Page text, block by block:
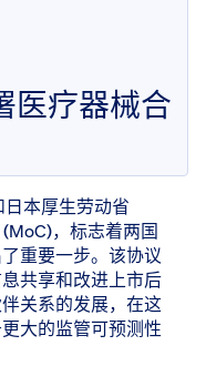
医疗器械合
本厚生劳动省
，标志着两国
重要一步。该协议
共享和改进上市后
关系的发展，在这
大的监管可预测性